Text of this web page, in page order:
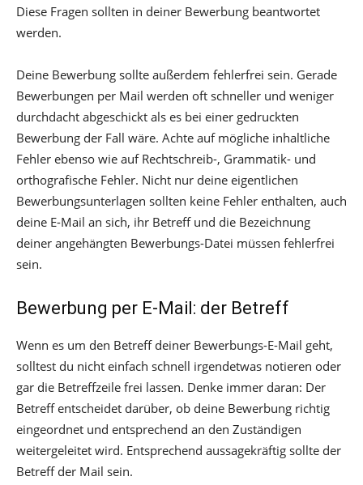
Diese Fragen sollten in deiner Bewerbung beantwortet
werden.
Deine Bewerbung sollte außerdem fehlerfrei sein. Gerade
Bewerbungen per Mail werden oft schneller und weniger
durchdacht abgeschickt als es bei einer gedruckten
Bewerbung der Fall wäre. Achte auf mögliche inhaltliche
Fehler ebenso wie auf Rechtschreib-, Grammatik- und
orthografische Fehler. Nicht nur deine eigentlichen
Bewerbungsunterlagen sollten keine Fehler enthalten, auch
deine E-Mail an sich, ihr Betreff und die Bezeichnung
deiner angehängten Bewerbungs-Datei müssen fehlerfrei
sein.
Bewerbung per E-Mail: der Betreff
Wenn es um den Betreff deiner Bewerbungs-E-Mail geht,
solltest du nicht einfach schnell irgendetwas notieren oder
gar die Betreffzeile frei lassen. Denke immer daran: Der
Betreff entscheidet darüber, ob deine Bewerbung richtig
eingeordnet und entsprechend an den Zuständigen
weitergeleitet wird. Entsprechend aussagekräftig sollte der
Betreff der Mail sein.